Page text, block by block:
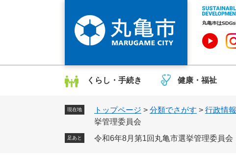
頭
飛
くらし・手続き 健康・福祉
現在地 トップページ > 分類でさがす > 行政情報
挙管理委員会
足あと 令和6年8月第1回丸亀市選挙管理委員会